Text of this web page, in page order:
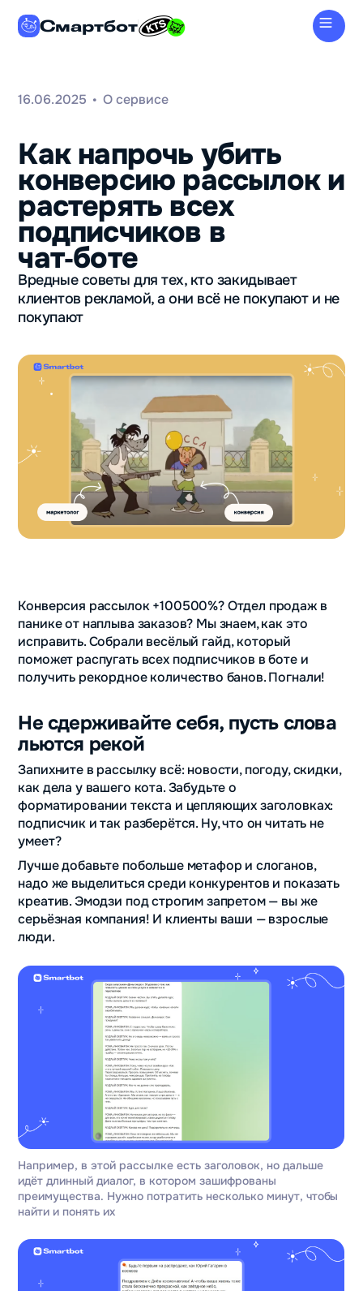
Смартбот
16.06.2025 • О сервисе
Как напрочь убить
конверсию рассылок и
растерять всех
подписчиков в
чат‑боте
Вредные советы для тех, кто закидывает
клиентов рекламой, а они всё не покупают и не
покупают
Конверсия рассылок +100500%? Отдел продаж в
панике от наплыва заказов? Мы знаем, как это
исправить. Собрали весёлый гайд, который
поможет распугать всех подписчиков в боте и
получить рекордное количество банов. Погнали!
Не сдерживайте себя, пусть слова
льются рекой
Запихните в рассылку всё: новости, погоду, скидки,
как дела у вашего кота. Забудьте о
форматировании текста и цепляющих заголовках:
подписчик и так разберётся. Ну, что он читать не
умеет?
Лучше добавьте побольше метафор и слоганов,
надо же выделиться среди конкурентов и показать
креатив. Эмодзи под строгим запретом — вы же
серьёзная компания! И клиенты ваши — взрослые
люди.
Например, в этой рассылке есть заголовок, но дальше
идёт длинный диалог, в котором зашифрованы
преимущества. Нужно потратить несколько минут, чтобы
найти и понять их